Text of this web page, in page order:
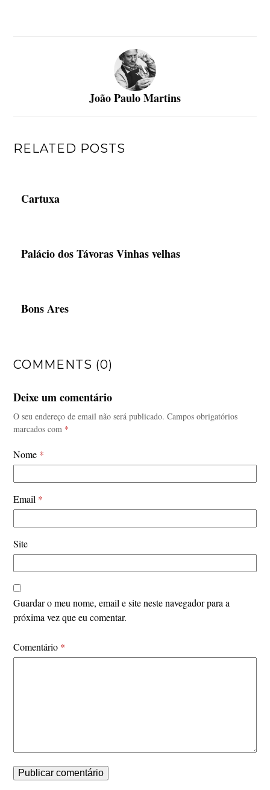
João Paulo Martins
RELATED POSTS
Cartuxa
Palácio dos Távoras Vinhas velhas
Bons Ares
COMMENTS (0)
Deixe um comentário
O seu endereço de email não será publicado. Campos obrigatórios
marcados com *
Nome *
Email *
Site
Guardar o meu nome, email e site neste navegador para a
próxima vez que eu comentar.
Comentário *